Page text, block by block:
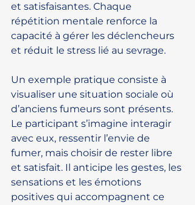
et satisfaisantes. Chaque
répétition mentale renforce la
capacité à gérer les déclencheurs
et réduit le stress lié au sevrage.
Un exemple pratique consiste à
visualiser une situation sociale où
d’anciens fumeurs sont présents.
Le participant s’imagine interagir
avec eux, ressentir l’envie de
fumer, mais choisir de rester libre
et satisfait. Il anticipe les gestes, les
sensations et les émotions
positives qui accompagnent ce